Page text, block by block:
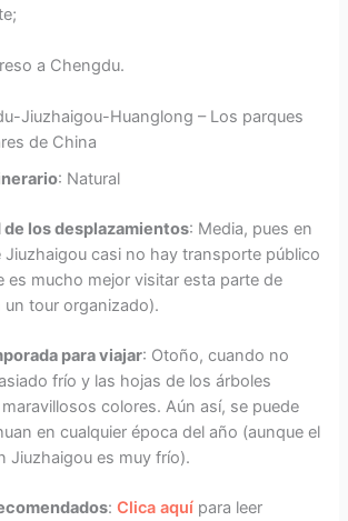
a Chengdu.
Jiuzhaigou-Huanglong – Los parques
de China
: Natural
los desplazamientos: Media, pues en
Jiuzhaigou casi no hay transporte público
es mucho mejor visitar esta parte de
un tour organizado).
para viajar: Otoño, cuando no
frío y las hojas de los árboles
colores. Aún así, se puede
en cualquier época del año (aunque el
Jiuzhaigou es muy frío).
:Clica aquí para leer